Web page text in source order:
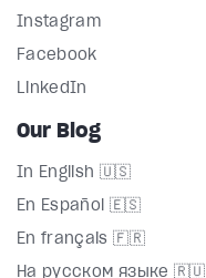
Instagram
Facebook
LinkedIn
Our Blog
In English 🇺🇸
En Español 🇪🇸
En français 🇫🇷
На русском языке 🇷🇺